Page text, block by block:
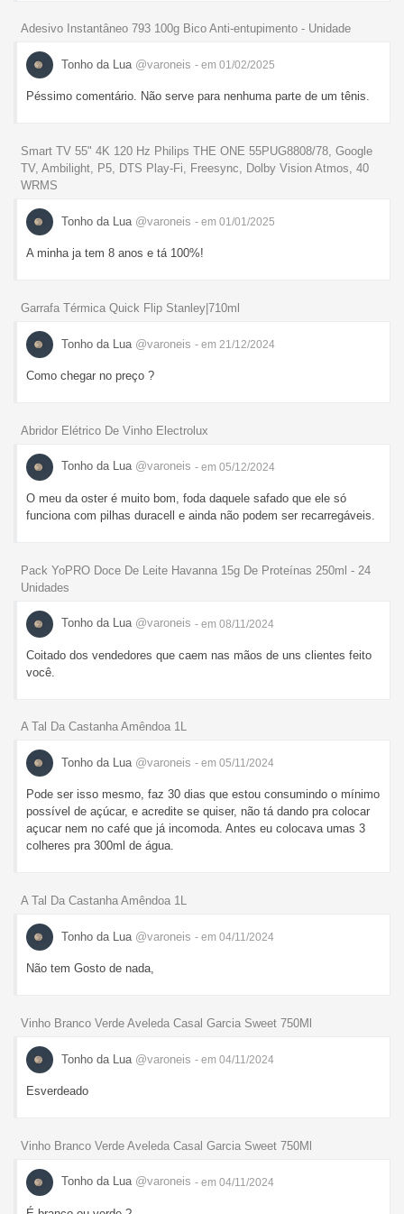
Adesivo Instantâneo 793 100g Bico Anti-entupimento - Unidade
Tonho da Lua @varoneis - em 01/02/2025
Péssimo comentário. Não serve para nenhuma parte de um tênis.
Smart TV 55" 4K 120 Hz Philips THE ONE 55PUG8808/78, Google
TV, Ambilight, P5, DTS Play-Fi, Freesync, Dolby Vision Atmos, 40
WRMS
Tonho da Lua @varoneis - em 01/01/2025
A minha ja tem 8 anos e tá 100%!
Garrafa Térmica Quick Flip Stanley|710ml
Tonho da Lua @varoneis - em 21/12/2024
Como chegar no preço ?
Abridor Elétrico De Vinho Electrolux
Tonho da Lua @varoneis - em 05/12/2024
O meu da oster é muito bom, foda daquele safado que ele só
funciona com pilhas duracell e ainda não podem ser recarregáveis.
Pack YoPRO Doce De Leite Havanna 15g De Proteínas 250ml - 24
Unidades
Tonho da Lua @varoneis - em 08/11/2024
Coitado dos vendedores que caem nas mãos de uns clientes feito
você.
A Tal Da Castanha Amêndoa 1L
Tonho da Lua @varoneis - em 05/11/2024
Pode ser isso mesmo, faz 30 dias que estou consumindo o mínimo
possível de açúcar, e acredite se quiser, não tá dando pra colocar
açucar nem no café que já incomoda. Antes eu colocava umas 3
colheres pra 300ml de água.
A Tal Da Castanha Amêndoa 1L
Tonho da Lua @varoneis - em 04/11/2024
Não tem Gosto de nada,
Vinho Branco Verde Aveleda Casal Garcia Sweet 750Ml
Tonho da Lua @varoneis - em 04/11/2024
Esverdeado
Vinho Branco Verde Aveleda Casal Garcia Sweet 750Ml
Tonho da Lua @varoneis - em 04/11/2024